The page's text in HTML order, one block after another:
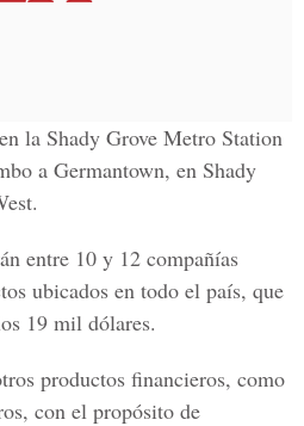
la Shady Grove Metro Station
a Germantown, en Shady
entre 10 y 12 compañías
ubicados en todo el país, que
19 mil dólares.
productos financieros, como
con el propósito de